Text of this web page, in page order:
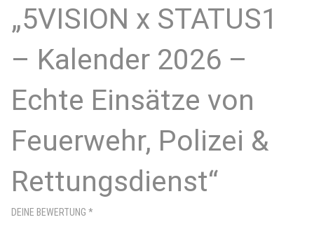
„5VISION x STATUS1
– Kalender 2026 –
Echte Einsätze von
Feuerwehr, Polizei &
Rettungsdienst“
DEINE BEWERTUNG *